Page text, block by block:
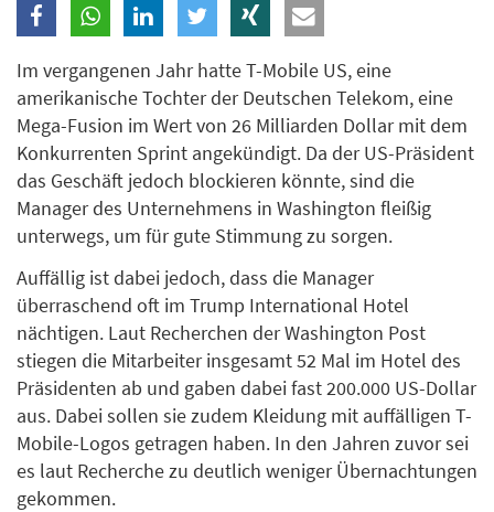
Im vergangenen Jahr hatte T-Mobile US, eine
amerikanische Tochter der Deutschen Telekom, eine
Mega-Fusion im Wert von 26 Milliarden Dollar mit dem
Konkurrenten Sprint angekündigt. Da der US-Präsident
das Geschäft jedoch blockieren könnte, sind die
Manager des Unternehmens in Washington fleißig
unterwegs, um für gute Stimmung zu sorgen.
Auffällig ist dabei jedoch, dass die Manager
überraschend oft im Trump International Hotel
nächtigen. Laut Recherchen der Washington Post
stiegen die Mitarbeiter insgesamt 52 Mal im Hotel des
Präsidenten ab und gaben dabei fast 200.000 US-Dollar
aus. Dabei sollen sie zudem Kleidung mit auffälligen T-
Mobile-Logos getragen haben. In den Jahren zuvor sei
es laut Recherche zu deutlich weniger Übernachtungen
gekommen.